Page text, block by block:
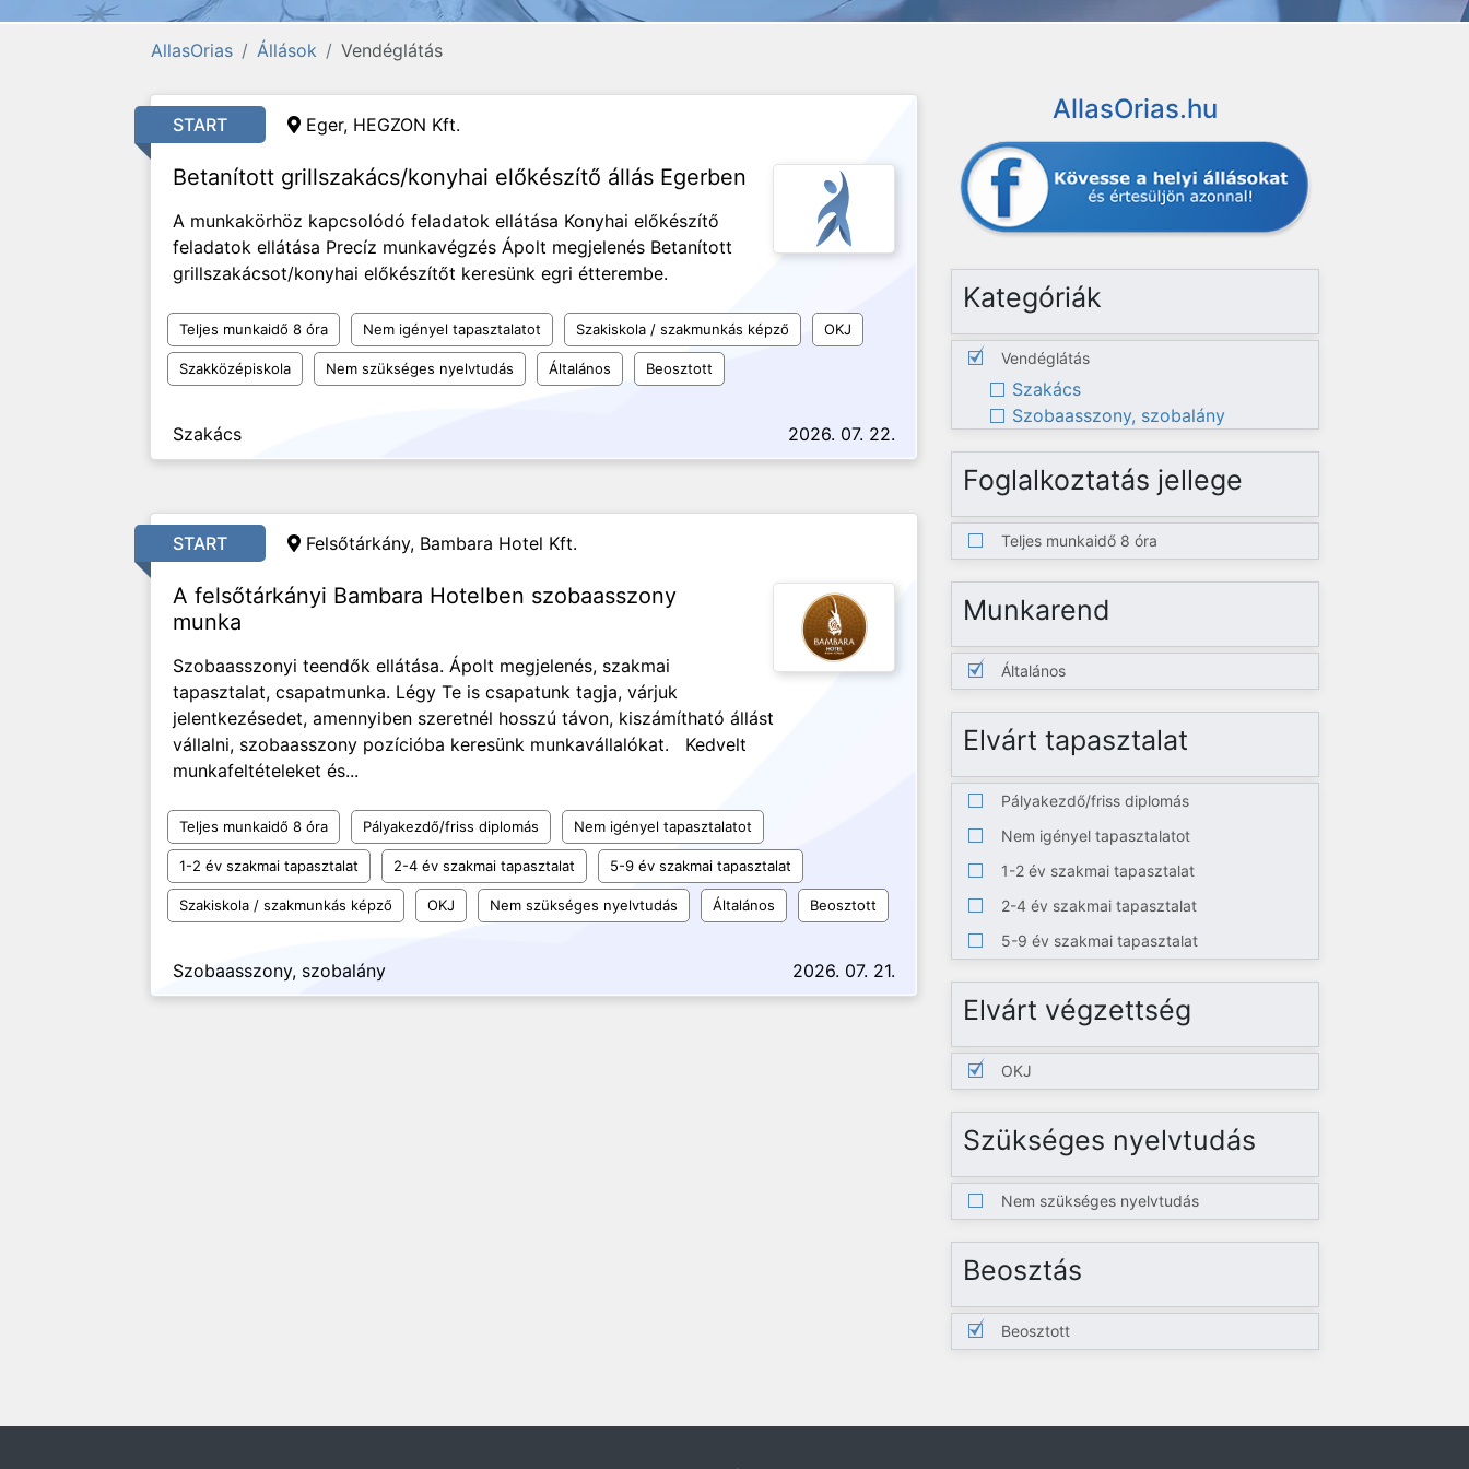
AllasOrias Állások Vendéglátás
START Eger, HEGZON Kft.
Betanított grillszakács/konyhai előkészítő állás Egerben
A munkakörhöz kapcsolódó feladatok ellátása Konyhai előkészítő
feladatok ellátása Precíz munkavégzés Ápolt megjelenés Betanított
grillszakácsot/konyhai előkészítőt keresünk egri étterembe.
Teljes munkaidő 8 óra Nem igényel tapasztalatot Szakiskola / szakmunkás képző OKJ
Szakközépiskola Nem szükséges nyelvtudás Általános Beosztott
Szakács 2026. 07. 22.
START Felsőtárkány, Bambara Hotel Kft.
A felsőtárkányi Bambara Hotelben szobaasszony
munka
Szobaasszonyi teendők ellátása. Ápolt megjelenés, szakmai
tapasztalat, csapatmunka. Légy Te is csapatunk tagja, várjuk
jelentkezésedet, amennyiben szeretnél hosszú távon, kiszámítható állást
vállalni, szobaasszony pozícióba keresünk munkavállalókat. Kedvelt
munkafeltételeket és...
Teljes munkaidő 8 óra Pályakezdő/friss diplomás Nem igényel tapasztalatot
1-2 év szakmai tapasztalat 2-4 év szakmai tapasztalat 5-9 év szakmai tapasztalat
Szakiskola / szakmunkás képző OKJ Nem szükséges nyelvtudás Általános Beosztott
Szobaasszony, szobalány 2026. 07. 21.
AllasOrias.hu
Kategóriák
Vendéglátás
Szakács
Szobaasszony, szobalány
Foglalkoztatás jellege
Teljes munkaidő 8 óra
Munkarend
Általános
Elvárt tapasztalat
Pályakezdő/friss diplomás
Nem igényel tapasztalatot
1-2 év szakmai tapasztalat
2-4 év szakmai tapasztalat
5-9 év szakmai tapasztalat
Elvárt végzettség
OKJ
Szükséges nyelvtudás
Nem szükséges nyelvtudás
Beosztás
Beosztott